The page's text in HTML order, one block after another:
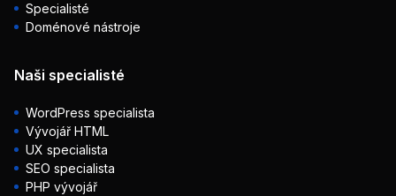
Specialisté
Doménové nástroje
Naši specialisté
WordPress specialista
Vývojář HTML
UX specialista
SEO specialista
PHP vývojář